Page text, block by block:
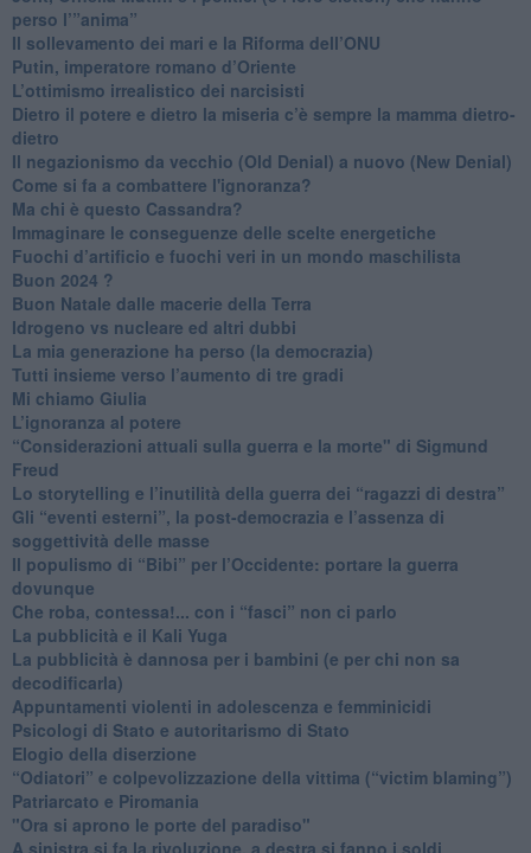
perso l’”anima”
​Il sollevamento dei mari e la Riforma dell’ONU
Putin, imperatore romano d’Oriente
​L’ottimismo irrealistico dei narcisisti
​Dietro il potere e dietro la miseria c’è sempre la mamma dietro-
dietro
Il negazionismo da vecchio (Old Denial) a nuovo (New Denial)
Come si fa a combattere l'ignoranza?
Ma chi è questo Cassandra?
Immaginare le conseguenze delle scelte energetiche
​Fuochi d’artificio e fuochi veri in un mondo maschilista
Buon 2024 ?
​Buon Natale dalle macerie della Terra
​Idrogeno vs nucleare ed altri dubbi
​La mia generazione ha perso (la democrazia)
​Tutti insieme verso l’aumento di tre gradi
Mi chiamo Giulia
L’ignoranza al potere
​“Considerazioni attuali sulla guerra e la morte" di Sigmund
Freud
​Lo storytelling e l’inutilità della guerra dei “ragazzi di destra”
​Gli “eventi esterni”, la post-democrazia e l’assenza di
soggettività delle masse
​Il populismo di “Bibi” per l’Occidente: portare la guerra
dovunque
​Che roba, contessa!... con i “fasci” non ci parlo
La pubblicità e il Kali Yuga
​La pubblicità è dannosa per i bambini (e per chi non sa
decodificarla)
​Appuntamenti violenti in adolescenza e femminicidi
​Psicologi di Stato e autoritarismo di Stato
Elogio della diserzione
“Odiatori” e colpevolizzazione della vittima (“victim blaming”)
​Patriarcato e Piromania
"Ora si aprono le porte del paradiso"
​A sinistra si fa la rivoluzione, a destra si fanno i soldi